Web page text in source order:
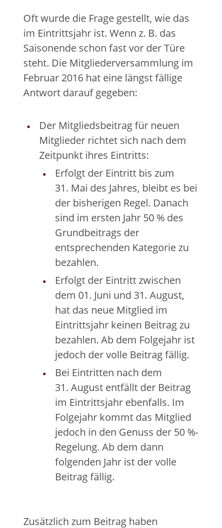
Oft wurde die Frage gestellt, wie das
im Eintrittsjahr ist. Wenn z. B. das
Saisonende schon fast vor der Türe
steht. Die Mitgliederversammlung im
Februar 2016 hat eine längst fällige
Antwort darauf gegeben:
Der Mitgliedsbeitrag für neuen
Mitglieder richtet sich nach dem
Zeitpunkt ihres Eintritts:
Erfolgt der Eintritt bis zum
31. Mai des Jahres, bleibt es bei
der bisherigen Regel. Danach
sind im ersten Jahr 50 % des
Grundbeitrags der
entsprechenden Kategorie zu
bezahlen.
Erfolgt der Eintritt zwischen
dem 01. Juni und 31. August,
hat das neue Mitglied im
Eintrittsjahr keinen Beitrag zu
bezahlen. Ab dem Folgejahr ist
jedoch der volle Beitrag fällig.
Bei Eintritten nach dem
31. August entfällt der Beitrag
im Eintrittsjahr ebenfalls. Im
Folgejahr kommt das Mitglied
jedoch in den Genuss der 50 %-
Regelung. Ab dem dann
folgenden Jahr ist der volle
Beitrag fällig.
Zusätzlich zum Beitrag haben